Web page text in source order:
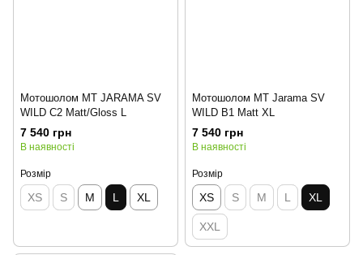
Мотошолом MT JARAMA SV
WILD C2 Matt/Gloss L
7 540 грн
В наявності
Розмір
XS S M L XL
Мотошолом MT Jarama SV
WILD B1 Matt XL
7 540 грн
В наявності
Розмір
XS S M L XL
XXL